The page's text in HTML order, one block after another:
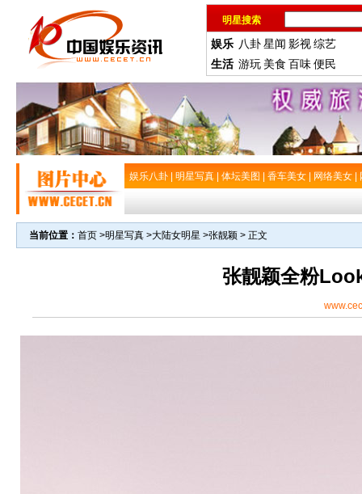
明星搜索
娱乐 八卦星闻 影视综艺
生活 游玩 美食 百味便民
娱乐八卦 明星写真 体坛美图 香车美女 网络美女
当前位置： 首页 >明星写真 >大陆女明星 >张靓颖 > 正文
张靓颖全粉